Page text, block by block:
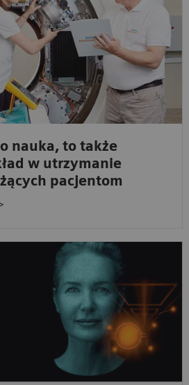
nauka, to także
w utrzymanie
pacjentom